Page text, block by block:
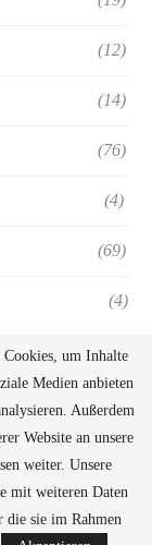
(12)
(14)
(76)
(4)
(69)
(4)
byPenciDesign
Cookies, um Inhalte
Medien anbieten
Außerdem
Website an unsere
weiter. Unsere
mit weiteren Daten
die sie im Rahmen